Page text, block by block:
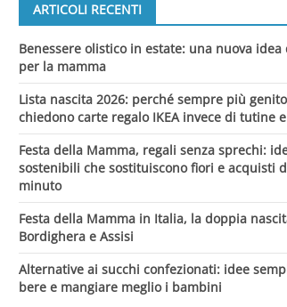
ARTICOLI RECENTI
Benessere olistico in estate: una nuova idea
per la mamma
Lista nascita 2026: perché sempre più
chiedono carte regalo IKEA invece di tutine
Festa della Mamma, regali senza sprechi:
sostenibili che sostituiscono fiori e acquisti
minuto
Festa della Mamma in Italia, la doppia
Bordighera e Assisi
Alternative ai succhi confezionati: idee
bere e mangiare meglio i bambini